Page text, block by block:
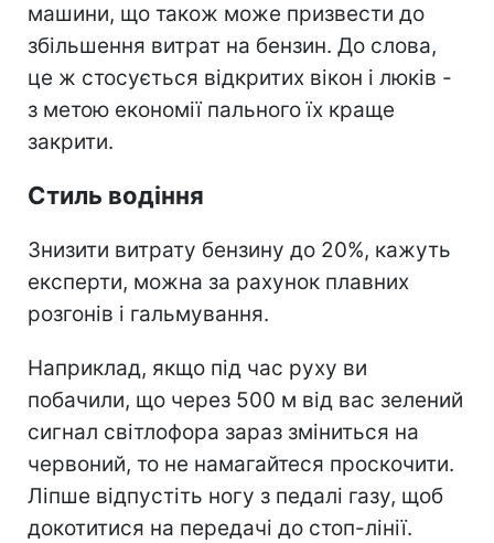
машини, що також може призвести до
збільшення витрат на бензин. До слова,
це ж стосується відкритих вікон і люків -
з метою економії пального їх краще
закрити.
Стиль водіння
Знизити витрату бензину до 20%, кажуть
експерти, можна за рахунок плавних
розгонів і гальмування.
Наприклад, якщо під час руху ви
побачили, що через 500 м від вас зелений
сигнал світлофора зараз зміниться на
червоний, то не намагайтеся проскочити.
Ліпше відпустіть ногу з педалі газу, щоб
докотитися на передачі до стоп-лінії.